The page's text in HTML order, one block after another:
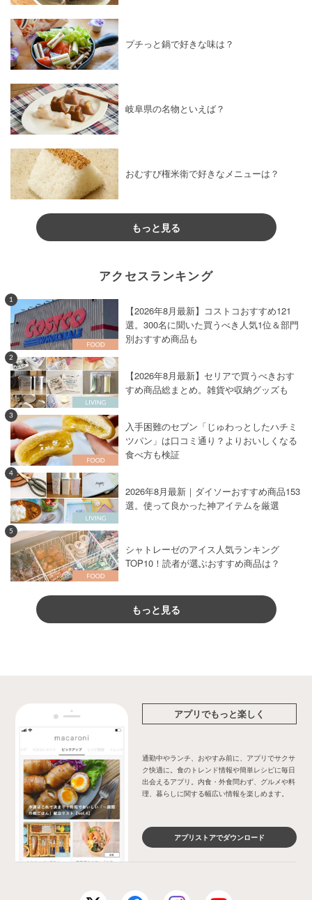
プチっと鍋で好きな味は？
岐阜県の名物といえば？
おむすび権米衛で好きなメニューは？
もっと見る
アクセスランキング
1
【2026年8月最新】コストコおすすめ121
選。300名に聞いた買うべき人気1位＆部門
別おすすめ商品も
2
【2026年8月最新】セリアで買うべきおす
すめ商品総まとめ。雑貨や収納グッズも
3
入手困難のセブン「じゅわっとしたハチミ
ツパン」は口コミ通り？よりおいしくなる
食べ方も検証
4
2026年8月最新｜ダイソーおすすめ商品153
選。使って良かった神アイテムを厳選
5
シャトレーゼのアイス人気ランキング
TOP10！読者が選ぶおすすめ商品は？
もっと見る
アプリでもっと楽しく
通勤中やランチ、おやすみ前に、アプリでサクサ
ク快適に。食のトレンド情報や簡単レシピに毎日
出会えるアプリ。内食・外食問わず、グルメや料
理、暮らしに関する幅広い情報を楽しめます。
アプリストアでダウンロード